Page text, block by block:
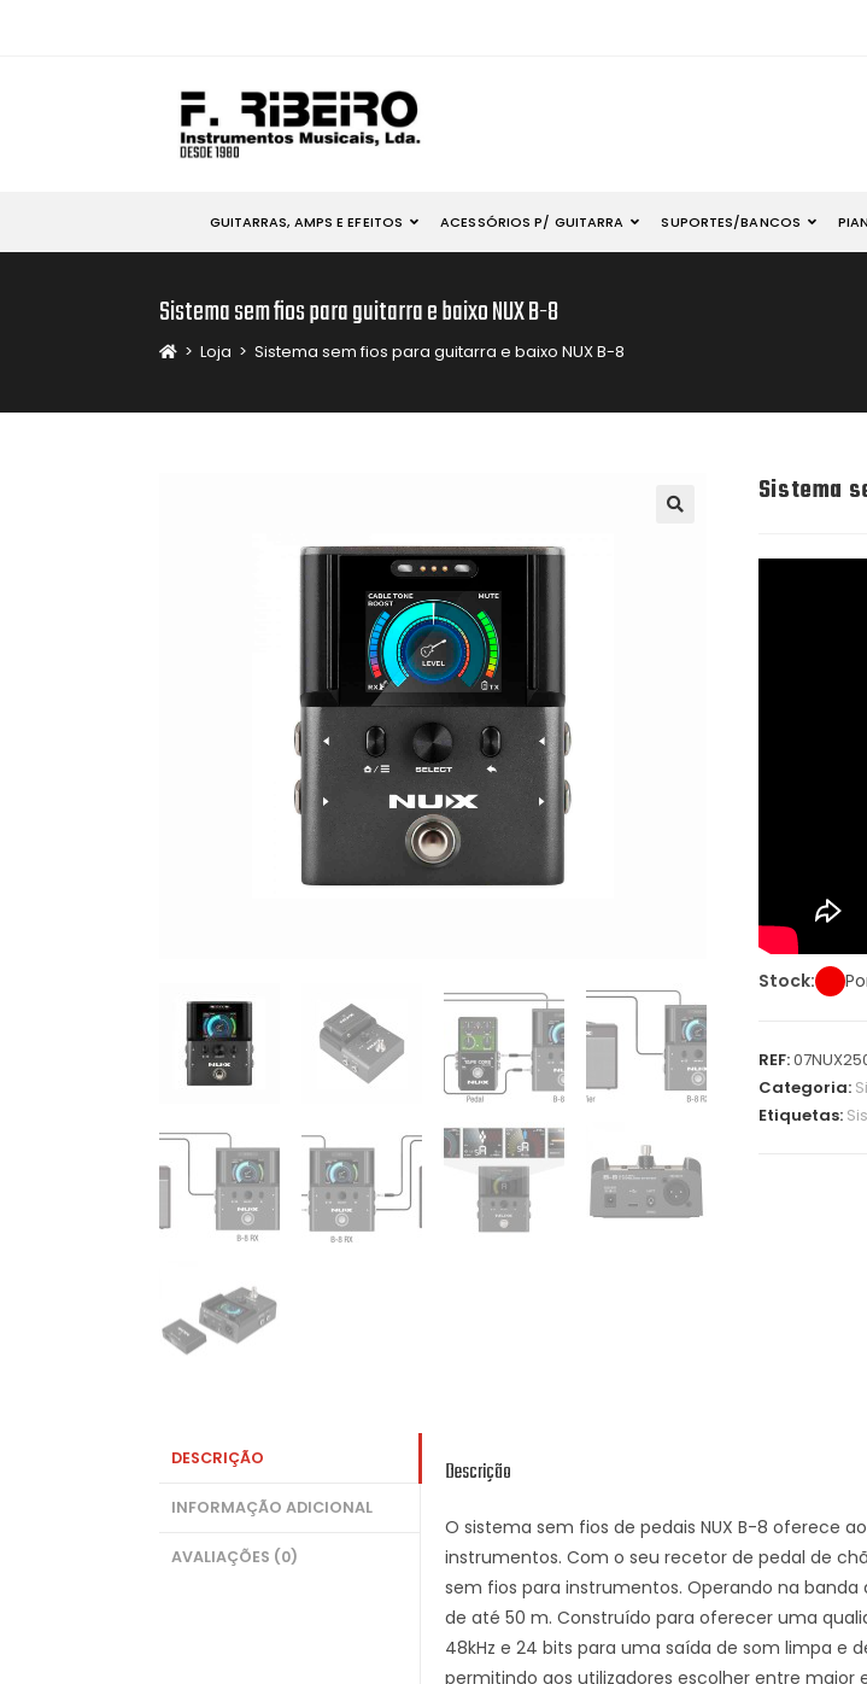
GUITARRAS, AMPS E EFEITOS ACESSÓRIOS P/ GUITARRA SUPORTES/BANCOS
Sistema sem fios para guitarra e baixo NUX B-8
> Loja > Sistema sem fios para guitarra e baixo NUX B-8
Sistema
Stock:
REF:
Categoria:
Etiquetas:
DESCRIÇÃO
INFORMAÇÃO ADICIONAL
AVALIAÇÕES (0)
Descrição
O sistema sem fios de pedais NUX B-8 oferece
instrumentos. Com o seu recetor de pedal de
sem fios para instrumentos. Operando na
de até 50 m. Construído para oferecer uma
48kHz e 24 bits para uma saída de som limpa
permitindo aos utilizadores escolher entre